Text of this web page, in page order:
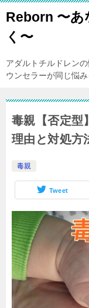
Reborn 〜あ
く〜
アダルトチルドレン
ウンセラーが同じ悩
毒親【否定型
理由と対処方
毒親
Tweet